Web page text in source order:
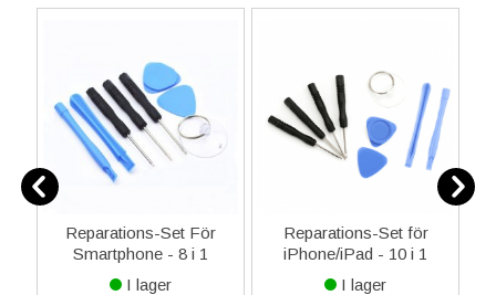
Reparations-Set För
Smartphone - 8 i 1
I lager
Reparations-Set för
iPhone/iPad - 10 i 1
I lager